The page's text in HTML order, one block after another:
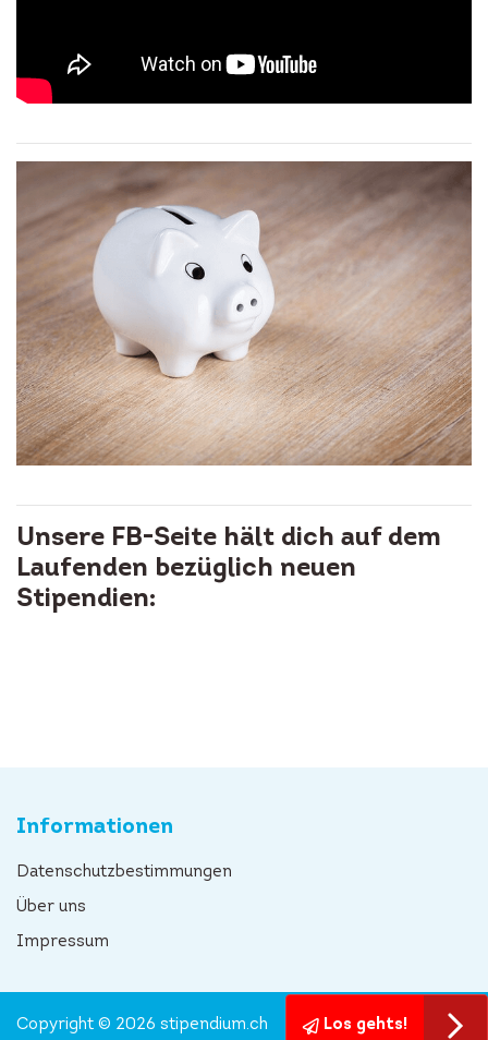
Unsere FB-Seite hält dich auf dem
Laufenden bezüglich neuen
Stipendien:
Informationen
Datenschutzbestimmungen
Über uns
Impressum
Los gehts!
Copyright © 2026 stipendium.ch